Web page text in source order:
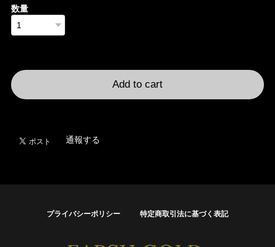
数量
Add to cart
通報する
プライバシーポリシー 特定商取引法に基づく表記